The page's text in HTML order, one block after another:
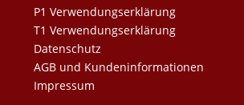
P1 Verwendungserklärung
T1 Verwendungserklärung
Datenschutz
AGB und Kundeninformationen
Impressum